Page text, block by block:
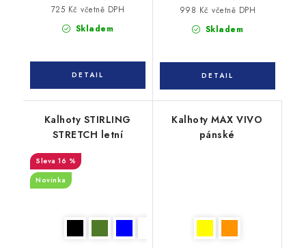
Skladem
725 Kč včetně DPH
Skladem
998 Kč včetně DPH
Kalhoty STIRLING
STRETCH letní
16 %
Novinka
Kalhoty MAX VIVO
pánské